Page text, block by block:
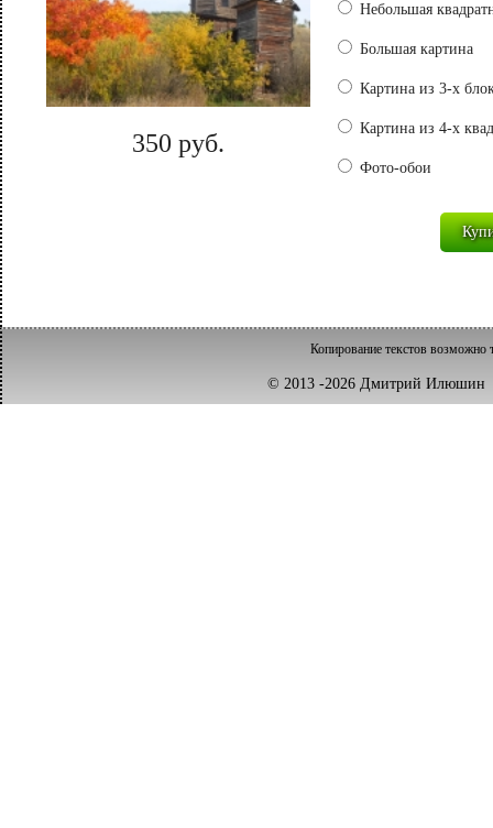
350 руб.
Небольшая
Большая картина
Картина из 3-х
Картина из 4-х
Фото-обои
Копирование текстов возможно
© 2013 -2026 Дмитрий